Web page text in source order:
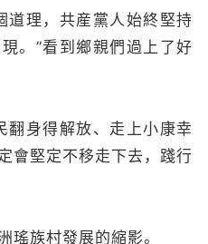
道理，共産黨人始終堅持
。”看到鄉親們過上了好
翻身得解放、走上小康幸
會堅定不移走下去，踐行
瑤族村發展的縮影。